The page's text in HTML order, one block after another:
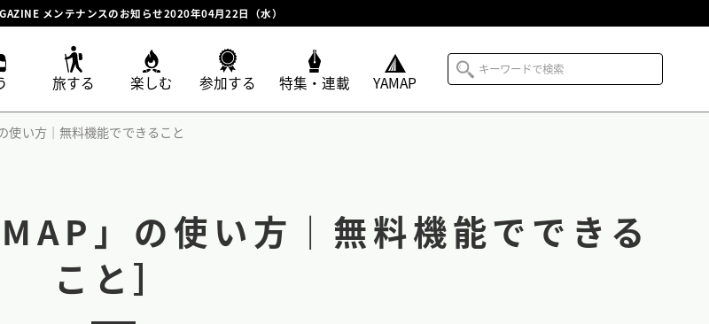
メンテナンスのお知らせ2020年04月22日（水）
旅する 楽しむ 参加する 特集・連載 YAMAP
使い方｜無料機能でできること
」の使い方｜無料機能でできる
こと］